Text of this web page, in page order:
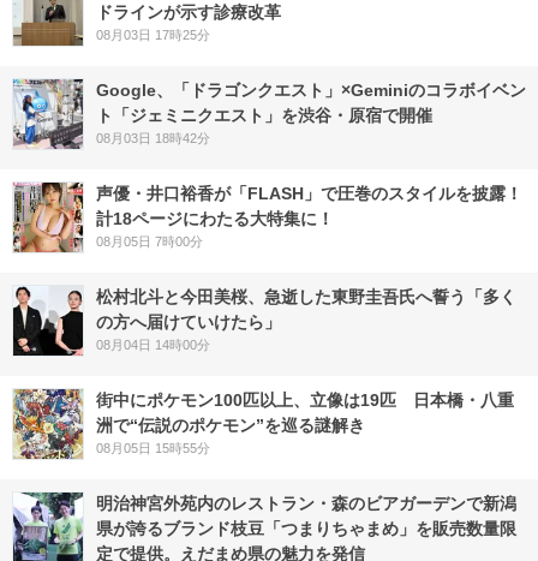
ドラインが示す診療改革
08月03日 17時25分
Google、「ドラゴンクエスト」×Geminiのコラボイベン
ト「ジェミニクエスト」を渋谷・原宿で開催
08月03日 18時42分
声優・井口裕香が「FLASH」で圧巻のスタイルを披露！
計18ページにわたる大特集に！
08月05日 7時00分
松村北斗と今田美桜、急逝した東野圭吾氏へ誓う「多く
の方へ届けていけたら」
08月04日 14時00分
街中にポケモン100匹以上、立像は19匹 日本橋・八重
洲で“伝説のポケモン”を巡る謎解き
08月05日 15時55分
明治神宮外苑内のレストラン・森のビアガーデンで新潟
県が誇るブランド枝豆「つまりちゃまめ」を販売数量限
定で提供。えだまめ県の魅力を発信